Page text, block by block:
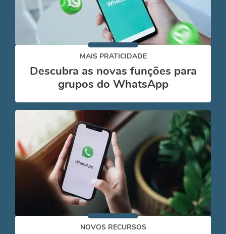
MAIS PRATICIDADE
Descubra as novas funções para
grupos do WhatsApp
NOVOS RECURSOS